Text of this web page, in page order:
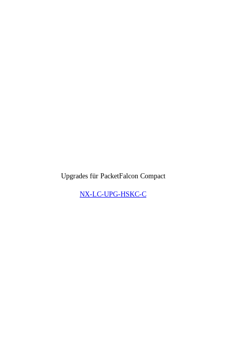
Upgrades für PacketFalcon Compact
NX-LC-UPG-HSKC-C